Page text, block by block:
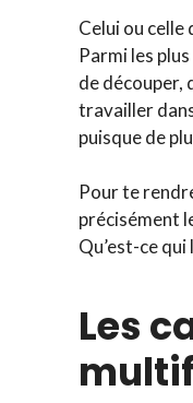
Celui ou
Parmi les
de découper,
travailler
puisque de
Pour te
précisément
Qu’est-ce
Les